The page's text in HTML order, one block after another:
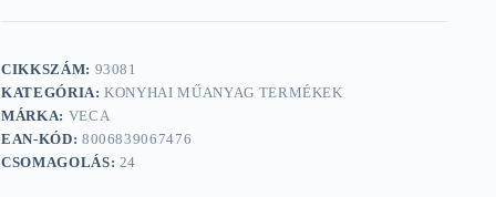
CIKKSZÁM: 93081
KATEGÓRIA:KONYHAI MŰANYAG TERMÉKEK
MÁRKA: VECA
EAN-KÓD: 8006839067476
CSOMAGOLÁS: 24